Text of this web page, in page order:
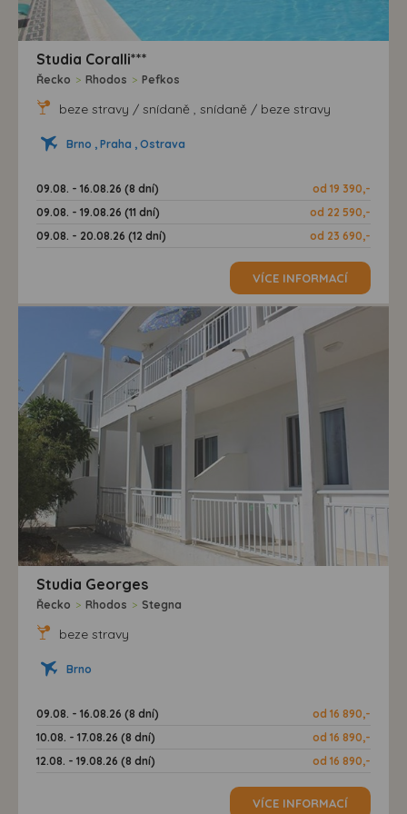
Studia Coralli***
Řecko > Rhodos > Pefkos
beze stravy / snídaně , snídaně / beze stravy
Brno , Praha , Ostrava
09.08. - 16.08.26 (8 dní)
od 19 390,-
09.08. - 19.08.26 (11 dní)
od 22 590,-
09.08. - 20.08.26 (12 dní)
od 23 690,-
VÍCE INFORMACÍ
Studia Georges
Řecko > Rhodos > Stegna
beze stravy
Brno
09.08. - 16.08.26 (8 dní)
od 16 890,-
10.08. - 17.08.26 (8 dní)
od 16 890,-
12.08. - 19.08.26 (8 dní)
od 16 890,-
VÍCE INFORMACÍ